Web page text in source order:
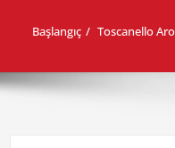
Başlangıç Toscanello